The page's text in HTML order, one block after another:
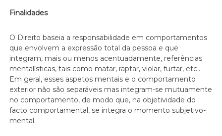
Finalidades
O Direito baseia a responsabilidade em comportamentos
que envolvem a expressão total da pessoa e que
integram, mais ou menos acentuadamente, referências
mentalísticas, tais como matar, raptar, violar, furtar, etc..
Em geral, esses aspetos mentais e o comportamento
exterior não são separáveis mas integram-se mutuamente
no comportamento, de modo que, na objetividade do
facto comportamental, se integra o momento subjetivo-
mental.